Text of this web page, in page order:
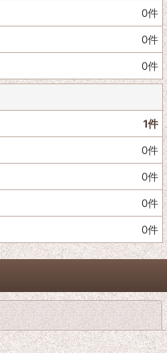
0件
0件
0件
1件
0件
0件
0件
0件
閉じる